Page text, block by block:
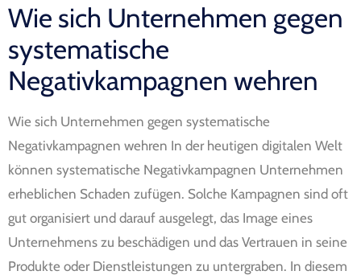
Wie sich Unternehmen gegen
systematische
Negativkampagnen wehren
Wie sich Unternehmen gegen systematische
Negativkampagnen wehren In der heutigen digitalen Welt
können systematische Negativkampagnen Unternehmen
erheblichen Schaden zufügen. Solche Kampagnen sind oft
gut organisiert und darauf ausgelegt, das Image eines
Unternehmens zu beschädigen und das Vertrauen in seine
Produkte oder Dienstleistungen zu untergraben. In diesem